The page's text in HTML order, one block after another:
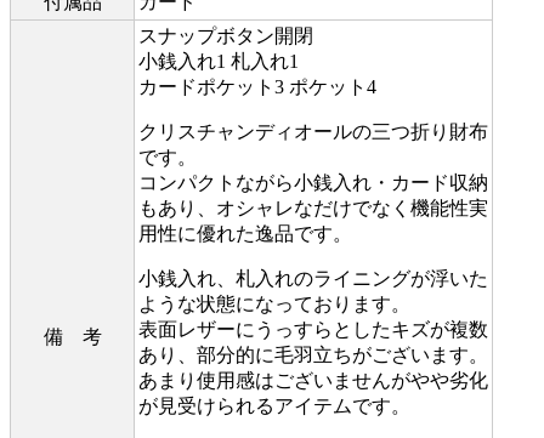
備 考
スナップボタン開閉
小銭入れ1 札入れ1
カードポケット3 ポケット4
クリスチャンディオールの三つ折り財布
です。
コンパクトながら小銭入れ・カード収納
もあり、オシャレなだけでなく機能性実
用性に優れた逸品です。
小銭入れ、札入れのライニングが浮いた
ような状態になっております。
表面レザーにうっすらとしたキズが複数
あり、部分的に毛羽立ちがございます。
あまり使用感はございませんがやや劣化
が見受けられるアイテムです。